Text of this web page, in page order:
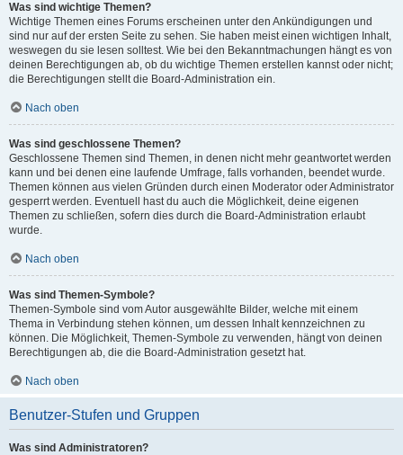
Was sind wichtige Themen?
Wichtige Themen eines Forums erscheinen unter den Ankündigungen und
sind nur auf der ersten Seite zu sehen. Sie haben meist einen wichtigen Inhalt,
weswegen du sie lesen solltest. Wie bei den Bekanntmachungen hängt es von
deinen Berechtigungen ab, ob du wichtige Themen erstellen kannst oder nicht;
die Berechtigungen stellt die Board-Administration ein.
Nach oben
Was sind geschlossene Themen?
Geschlossene Themen sind Themen, in denen nicht mehr geantwortet werden
kann und bei denen eine laufende Umfrage, falls vorhanden, beendet wurde.
Themen können aus vielen Gründen durch einen Moderator oder Administrator
gesperrt werden. Eventuell hast du auch die Möglichkeit, deine eigenen
Themen zu schließen, sofern dies durch die Board-Administration erlaubt
wurde.
Nach oben
Was sind Themen-Symbole?
Themen-Symbole sind vom Autor ausgewählte Bilder, welche mit einem
Thema in Verbindung stehen können, um dessen Inhalt kennzeichnen zu
können. Die Möglichkeit, Themen-Symbole zu verwenden, hängt von deinen
Berechtigungen ab, die die Board-Administration gesetzt hat.
Nach oben
Benutzer-Stufen und Gruppen
Was sind Administratoren?